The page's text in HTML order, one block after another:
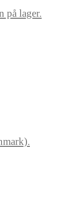
på lager.